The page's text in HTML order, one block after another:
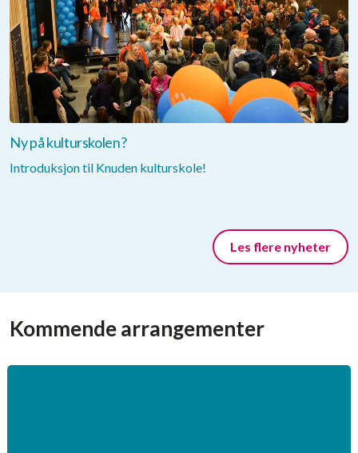
Ny på kulturskolen?
Introduksjon til Knuden kulturskole!
Les flere nyheter
Kommende arrangementer